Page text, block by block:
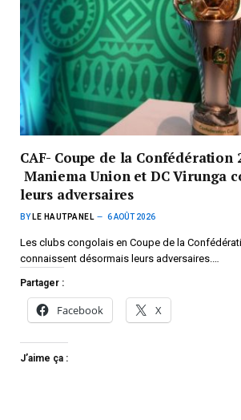
CAF- Coupe de la Confédération
Maniema Union et DC Virunga
leurs adversaires
BY LE HAUTPANEL 6 AOÛT 2026
Les clubs congolais en Coupe de la
connaissent désormais leurs adversaires.…
Partager :
Facebook X
J’aime ça :